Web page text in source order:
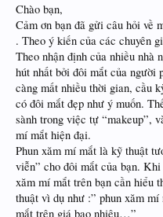
Chào bạn,
Cảm ơn bạn đã gửi câu hỏi về
. Theo ý kiến của các chuyên
Theo nhận định của nhiều nhà
hút nhất bởi đôi mắt của người
càng mất nhiều thời gian, cầu
có đôi mắt đẹp như ý muốn.
sành trong việc tự “makeup”,
mí mắt hiện đại.
Phun xăm mí mắt là kỹ thuật
viễn” cho đôi mắt của bạn.
xăm mí mắt trên bạn cần hiểu
thuật vì dụ như :” phun xăm
mắt trên giá bao nhiêu…”